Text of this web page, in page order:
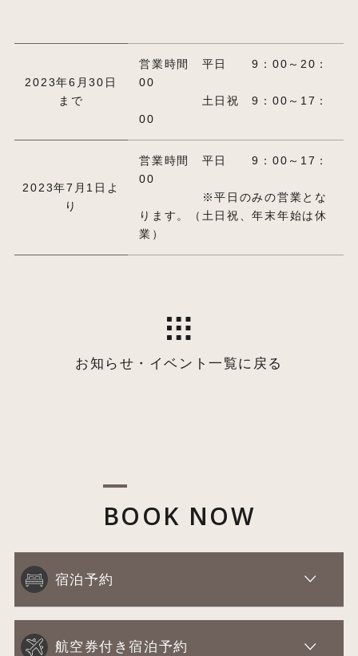
2023年6月30日
まで
営業時間 平日 9：00～20：
00
土日祝 9：00～17：
00
2023年7月1日よ
り
営業時間 平日 9：00～17：
00
※平日のみの営業とな
ります。（土日祝、年末年始は休
業）
お知らせ・イベント一覧に戻る
BOOK NOW
宿泊予約
航空券付き宿泊予約